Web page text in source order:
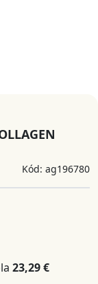
Kód: ag196780
23,29 €